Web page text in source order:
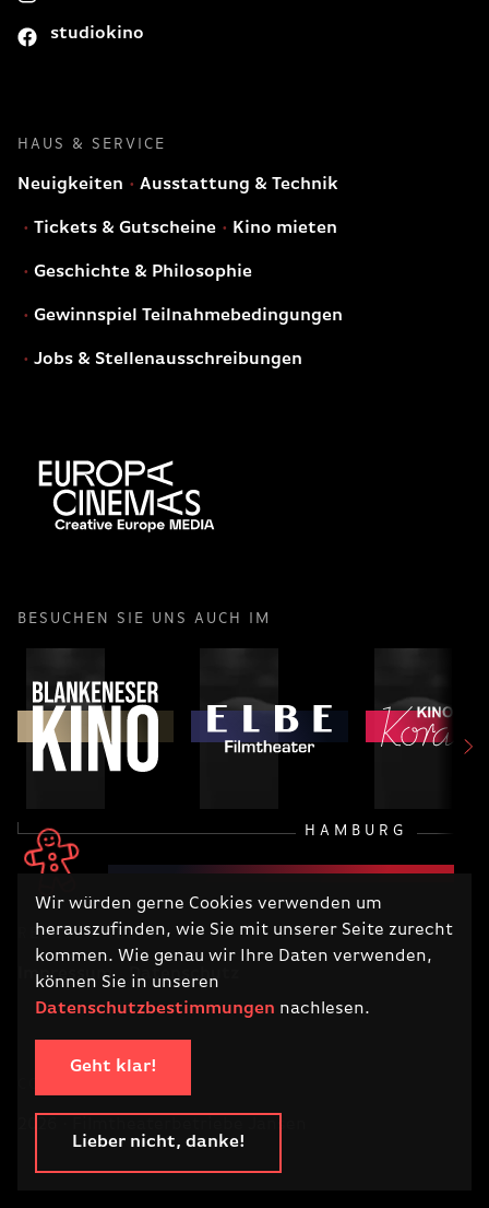
Wir würden gerne Cookies verwenden um
herauszufinden, wie Sie mit unserer Seite zurecht
kommen. Wie genau wir Ihre Daten verwenden,
können Sie in unseren
Datenschutzbestimmungen nachlesen.
Geht klar!
Lieber nicht, danke!
studiokino
HAUS & SERVICE
Neuigkeiten Ausstattung & Technik
Tickets & Gutscheine Kino mieten
Geschichte & Philosophie
Gewinnspiel Teilnahmebedingungen
Jobs & Stellenausschreibungen
BESUCHEN SIE UNS AUCH IM
HAMBURG
RECHTLICHES
Impressum Datenschutz